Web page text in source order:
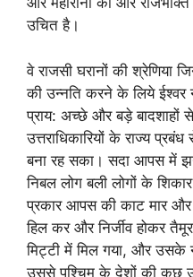
उचित है।
वे राजसी घरानों की
की उन्नति करने के लिये ईश्वर
प्राय: अच्छे और बड़े बादशाहों
उत्तराधिकारियों के राज्य
बना रह सका। सदा आपस में
निबल लोग बली लोगों के
प्रकार आपस की काट मार
हिल कर और निर्जीव होकर
मिट्टी में मिल गया, और उसके
उससे पश्चिम के देशों की कुछ